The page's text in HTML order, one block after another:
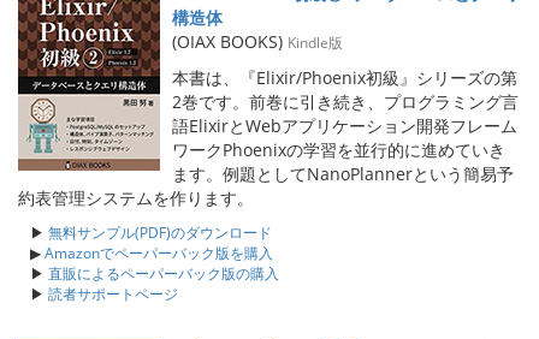
構造体
(OIAX BOOKS) Kindle版
本書は、『Elixir/Phoenix初級』シリーズの第
2巻です。前巻に引き続き、プログラミング言
語ElixirとWebアプリケーション開発フレーム
ワークPhoenixの学習を並行的に進めていき
ます。例題としてNanoPlannerという簡易予
約表管理システムを作ります。
▶ 無料サンプル(PDF)のダウンロード
▶Amazonでペーパーバック版を購入
▶ 直販によるペーパーバック版の購入
▶ 読者サポートページ